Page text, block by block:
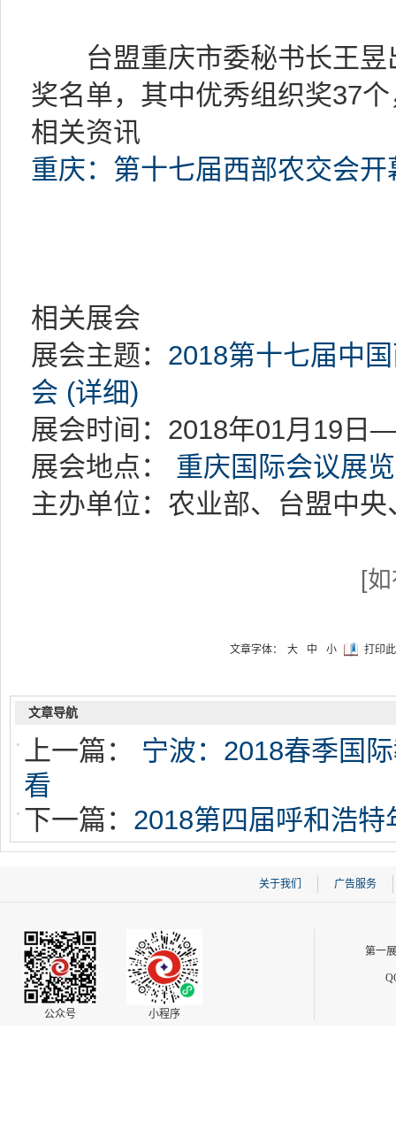
台盟重庆市委秘书长王昱
奖名单，其中优秀组织奖37
相关资讯
重庆：第十七届西部农交会
相关展会
展会主题： 2018第十七届中
会 (详细)
展会时间：2018年01月19日
展会地点： 重庆国际会议展
主办单位：农业部、台盟中
[
文章字体： 大 中 小 打印
文章导航
上一篇： 宁波：2018春季国
看
下一篇： 2018第四届呼和浩
关于我们 广告服务
公众号 小程序
第一